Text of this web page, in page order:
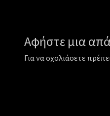
Αφήστε μια
Για να σχολιάσετε